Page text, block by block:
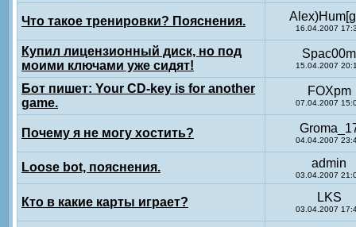
Что такое тренировки? Пояснения.
16.04.2007
Купил лицензионный диск, но под
моими ключами уже сидят!
Spac00m
15.04.2007
Бот пишет: Your CD-key is for another
game.
FOXpm
07.04.2007
Почему я не могу хостить?
04.04.2007
Loose bot, пояснения. admin
03.04.2007
Кто в какие карты играет? LKS
03.04.2007